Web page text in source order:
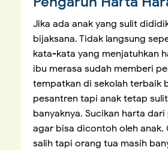
Jika ada anak yang sulit
bijaksana. Tidak langsung
kata-kata yang menjatuhkan
ibu merasa sudah memberi
tempatkan di sekolah terbaik
pesantren tapi anak tetap
banyaknya. Sucikan harta
agar bisa dicontoh oleh anak.
salih tapi orang tua masih